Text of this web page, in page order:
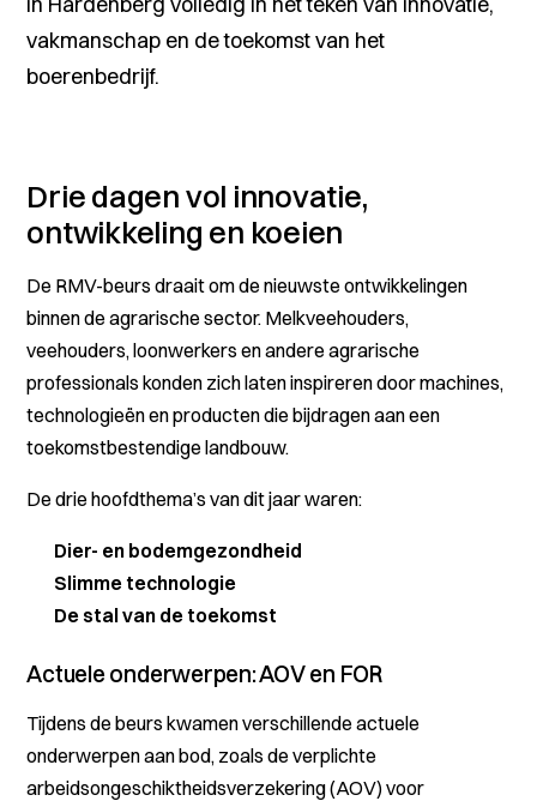
vakmanschap en de toekomst van het
boerenbedrijf.
Drie dagen vol innovatie,
ontwikkeling en koeien
De RMV-beurs draait om de nieuwste ontwikkelingen
binnen de agrarische sector. Melkveehouders,
veehouders, loonwerkers en andere agrarische
professionals konden zich laten inspireren door machines,
technologieën en producten die bijdragen aan een
toekomstbestendige landbouw.
De drie hoofdthema’s van dit jaar waren:
Dier- en bodemgezondheid
Slimme technologie
De stal van de toekomst
Actuele onderwerpen: AOV en FOR
Tijdens de beurs kwamen verschillende actuele
onderwerpen aan bod, zoals de verplichte
arbeidsongeschiktheidsverzekering (AOV) voor